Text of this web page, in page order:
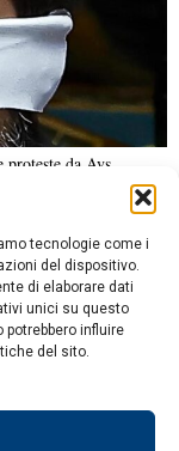
tecnologie come i
del dispositivo.
di elaborare dati
unici su questo
influire
del sito.
proteste da Avs